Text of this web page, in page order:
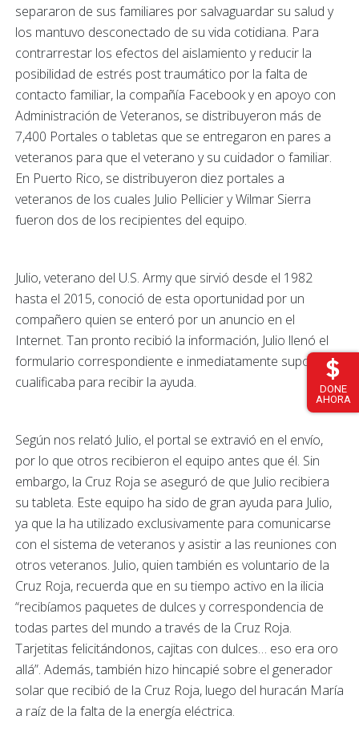
DONE
AHORA
separaron de sus familiares por salvaguardar su salud y
los mantuvo desconectado de su vida cotidiana. Para
contrarrestar los efectos del aislamiento y reducir la
posibilidad de estrés post traumático por la falta de
contacto familiar, la compañía Facebook y en apoyo con
Administración de Veteranos, se distribuyeron más de
7,400 Portales o tabletas que se entregaron en pares a
veteranos para que el veterano y su cuidador o familiar.
En Puerto Rico, se distribuyeron diez portales a
veteranos de los cuales Julio Pellicier y Wilmar Sierra
fueron dos de los recipientes del equipo.
Julio, veterano del U.S. Army que sirvió desde el 1982
hasta el 2015, conoció de esta oportunidad por un
compañero quien se enteró por un anuncio en el
Internet. Tan pronto recibió la información, Julio llenó el
formulario correspondiente e inmediatamente supo que
cualificaba para recibir la ayuda.
Según nos relató Julio, el portal se extravió en el envío,
por lo que otros recibieron el equipo antes que él. Sin
embargo, la Cruz Roja se aseguró de que Julio recibiera
su tableta. Este equipo ha sido de gran ayuda para Julio,
ya que la ha utilizado exclusivamente para comunicarse
con el sistema de veteranos y asistir a las reuniones con
otros veteranos. Julio, quien también es voluntario de la
Cruz Roja, recuerda que en su tiempo activo en la ilicia
“recibíamos paquetes de dulces y correspondencia de
todas partes del mundo a través de la Cruz Roja.
Tarjetitas felicitándonos, cajitas con dulces… eso era oro
allá”. Además, también hizo hincapié sobre el generador
solar que recibió de la Cruz Roja, luego del huracán María
a raíz de la falta de la energía eléctrica.